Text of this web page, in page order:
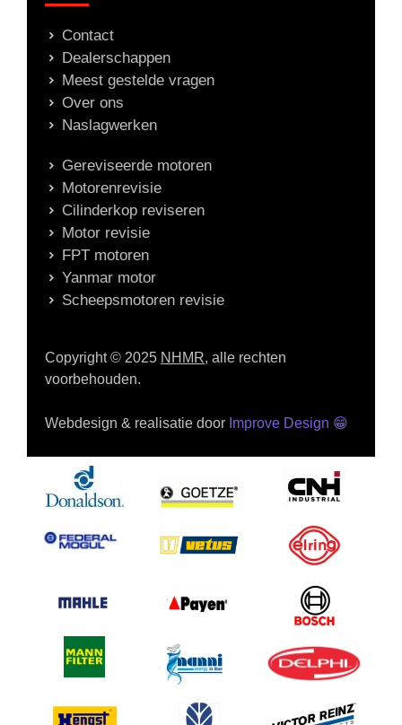
Contact
Dealerschappen
Meest gestelde vragen
Over ons
Naslagwerken
Gereviseerde motoren
Motorenrevisie
Cilinderkop reviseren
Motor revisie
FPT motoren
Yanmar motor
Scheepsmotoren revisie
Copyright © 2025 NHMR, alle rechten
voorbehouden.
Webdesign & realisatie door Improve Design 😁